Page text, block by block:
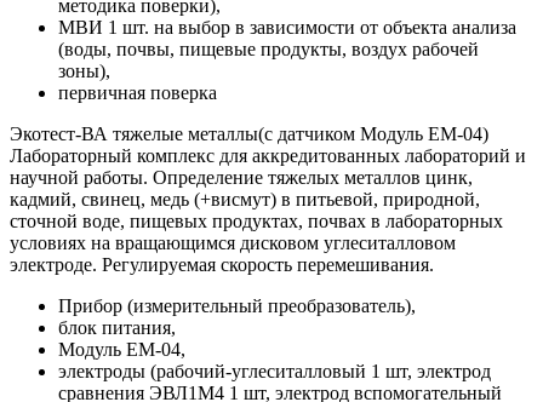
методика поверки),
МВИ 1 шт. на выбор в зависимости от объекта анализа
(воды, почвы, пищевые продукты, воздух рабочей
зоны),
первичная поверка
Экотест-ВА тяжелые металлы(с датчиком Модуль ЕМ-04)
Лабораторный комплекс для аккредитованных лабораторий и
научной работы. Определение тяжелых металлов цинк,
кадмий, свинец, медь (+висмут) в питьевой, природной,
сточной воде, пищевых продуктах, почвах в лабораторных
условиях на вращающимся дисковом углеситалловом
электроде. Регулируемая скорость перемешивания.
Прибор (измерительный преобразователь),
блок питания,
Модуль ЕМ-04,
электроды (рабочий-углеситалловый 1 шт, электрод
сравнения ЭВЛ1М4 1 шт, электрод вспомогательный